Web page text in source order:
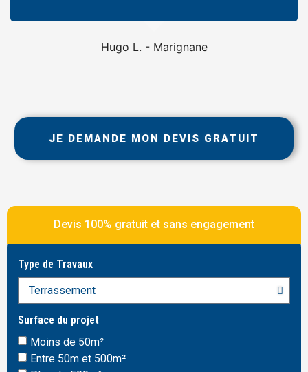
Hugo L. - Marignane
JE DEMANDE MON DEVIS GRATUIT
Devis 100% gratuit et sans engagement
Type de Travaux
Surface du projet
Moins de 50m²
Entre 50m et 500m²